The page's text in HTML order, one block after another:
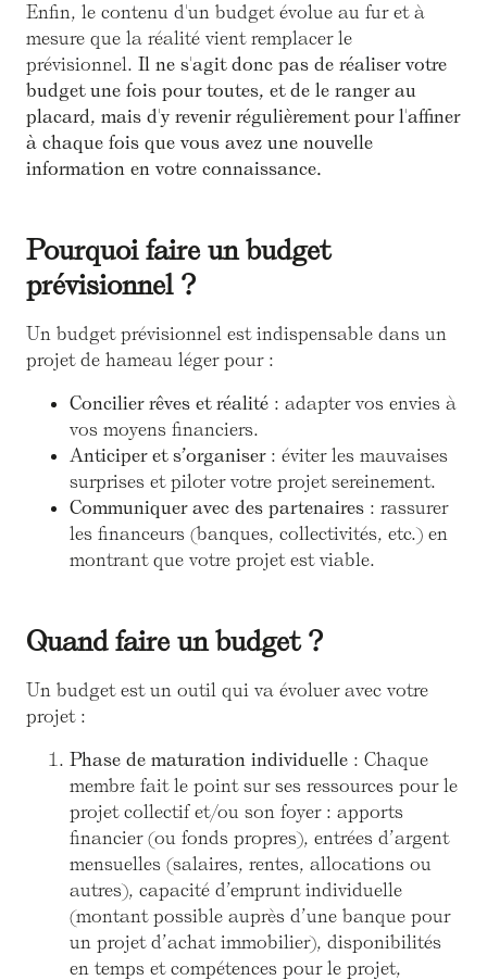
Enfin, le contenu d'un budget évolue au fur et à
mesure que la réalité vient remplacer le
prévisionnel. Il ne s'agit donc pas de réaliser votre
budget une fois pour toutes, et de le ranger au
placard, mais d'y revenir régulièrement pour l'affiner
à chaque fois que vous avez une nouvelle
information en votre connaissance.
Pourquoi faire un budget
prévisionnel ?
Un budget prévisionnel est indispensable dans un
projet de hameau léger pour :
Concilier rêves et réalité : adapter vos envies à
vos moyens financiers.
Anticiper et s’organiser: éviter les mauvaises
surprises et piloter votre projet sereinement.
Communiquer avec des partenaires : rassurer
les financeurs (banques, collectivités, etc.) en
montrant que votre projet est viable.
Quand faire un budget ?
Un budget est un outil qui va évoluer avec votre
projet :
Phase de maturation individuelle : Chaque
membre fait le point sur ses ressources pour le
projet collectif et/ou son foyer : apports
financier (ou fonds propres), entrées d’argent
mensuelles (salaires, rentes, allocations ou
autres), capacité d’emprunt individuelle
(montant possible auprès d’une banque pour
un projet d’achat immobilier), disponibilités
en temps et compétences pour le projet,